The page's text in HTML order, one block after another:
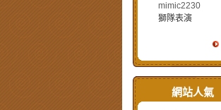
mimic2230
獅隊表演
網站人氣